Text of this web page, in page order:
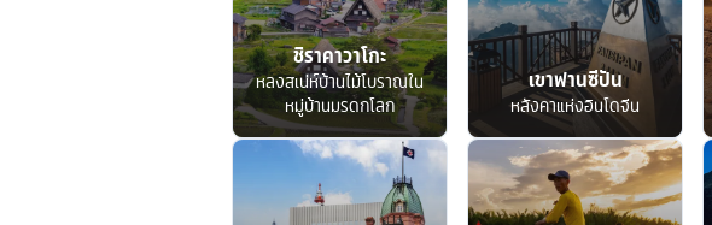
ชิราคาวาโกะ
หลงสเน่ห์บ้านไม้โบราณใน
หมู่บ้านมรดกโลก
เขาฟานซีปัน
หลังคาแห่งอินโดจีน